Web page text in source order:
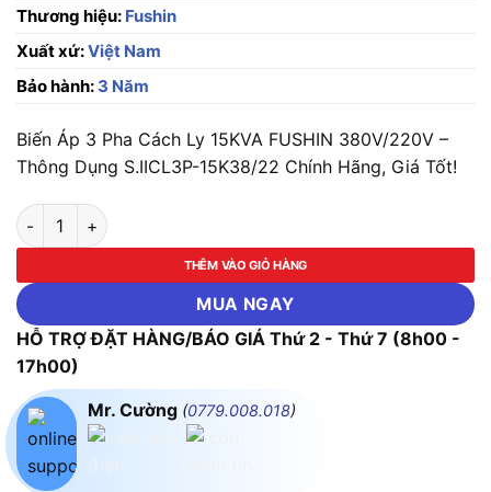
Thương hiệu: Fushin
Xuất xứ:Việt Nam
Bảo hành: 3 Năm
Biến Áp 3 Pha Cách Ly 15KVA FUSHIN 380V/220V –
Thông Dụng S.IICL3P-15K38/22 Chính Hãng, Giá Tốt!
Biến Áp 3 Pha Cách Ly 15KVA FUSHIN 380V/220V - Thông
THÊM VÀO GIỎ HÀNG
MUA NGAY
HỖ TRỢ ĐẶT HÀNG/BÁO GIÁ Thứ 2 - Thứ 7 (8h00 -
17h00)
Mr. Cường (0779.008.018)